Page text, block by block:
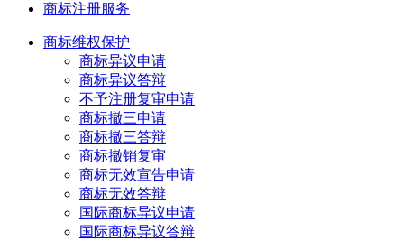
商标注册服务
商标维权保护
商标异议申请
商标异议答辩
不予注册复审申请
商标撤三申请
商标撤三答辩
商标撤销复审
商标无效宣告申请
商标无效答辩
国际商标异议申请
国际商标异议答辩